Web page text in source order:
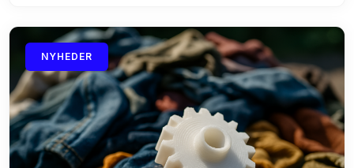
NYHEDER